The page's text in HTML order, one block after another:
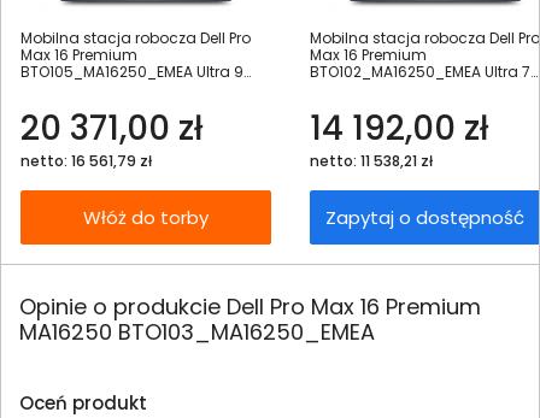
Mobilna stacja robocza Dell Pro
Max 16 Premium
BTO105_MA16250_EMEA Ultra 9
20 371,00 zł
netto: 16 561,79 zł
Włóż do torby
Mobilna stacja robocza Dell Pro
Max 16 Premium
BTO102_MA16250_EMEA Ultra 7
14 192,00 zł
netto: 11 538,21 zł
Zapytaj o dostępność
Opinie o produkcie Dell Pro Max 16 Premium
MA16250 BTO103_MA16250_EMEA
Oceń produkt